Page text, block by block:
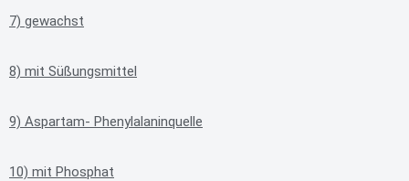
7) gewachst
8) mit Süßungsmittel
9) Aspartam- Phenylalaninquelle
10) mit Phosphat